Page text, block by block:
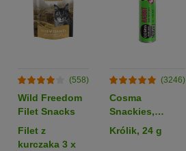
(558)
Wild Freedom
Filet Snacks
Filet z
kurczaka 3 x
(3246)
Cosma
Snackies,
liofilizowane
Królik, 24 g